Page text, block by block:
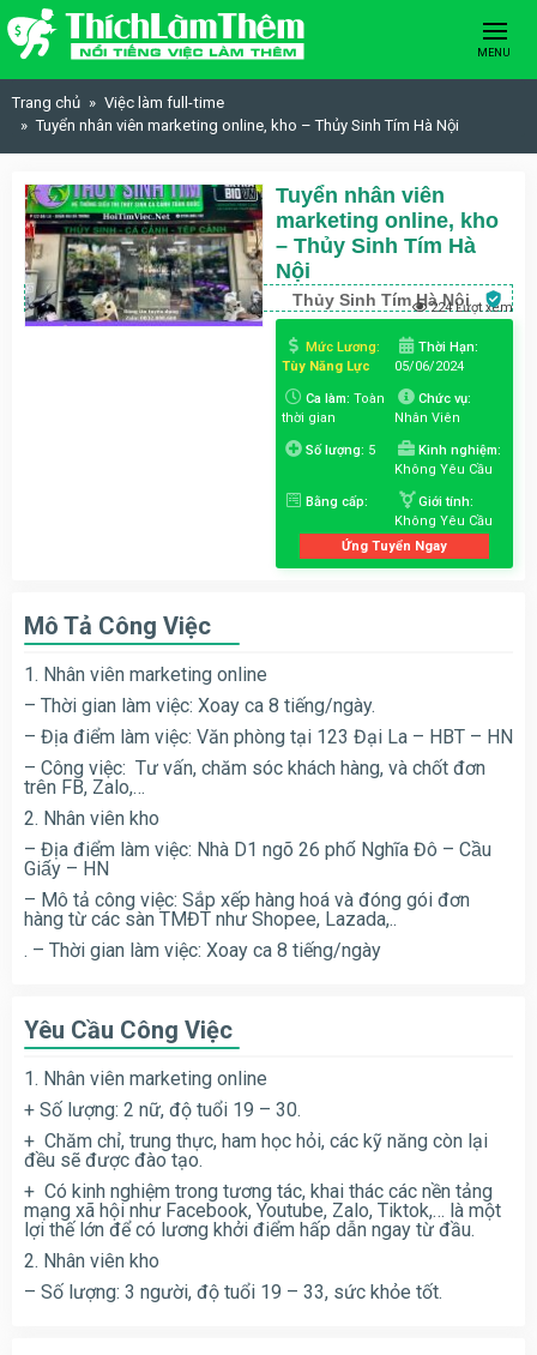
Skip to content
MENU
Trang chủ
Việc làm full-time
Tuyển nhân viên marketing online, kho – Thủy Sinh Tím Hà Nội
Tuyển nhân viên
marketing online, kho
– Thủy Sinh Tím Hà
Nội
Thủy Sinh Tím Hà Nội
224 Lượt xem
Mức Lương:
Tùy Năng Lực
Thời Hạn:
05/06/2024
Ca làm: Toàn
thời gian
Chức vụ:
Nhân Viên
Số lượng: 5
Kinh nghiệm:
Không Yêu Cầu
Bằng cấp:
Giới tính:
Không Yêu Cầu
Ứng Tuyển Ngay
Mô Tả Công Việc
1. Nhân viên marketing online
– Thời gian làm việc: Xoay ca 8 tiếng/ngày.
– Địa điểm làm việc: Văn phòng tại 123 Đại La – HBT – HN
– Công việc: Tư vấn, chăm sóc khách hàng, và chốt đơn
trên FB, Zalo,…
2. Nhân viên kho
– Địa điểm làm việc: Nhà D1 ngõ 26 phố Nghĩa Đô – Cầu
Giấy – HN
– Mô tả công việc: Sắp xếp hàng hoá và đóng gói đơn
hàng từ các sàn TMĐT như Shopee, Lazada,..
. – Thời gian làm việc: Xoay ca 8 tiếng/ngày
Yêu Cầu Công Việc
1. Nhân viên marketing online
+ Số lượng: 2 nữ, độ tuổi 19 – 30.
+ Chăm chỉ, trung thực, ham học hỏi, các kỹ năng còn lại
đều sẽ được đào tạo.
+ Có kinh nghiệm trong tương tác, khai thác các nền tảng
mạng xã hội như Facebook, Youtube, Zalo, Tiktok,… là một
lợi thế lớn để có lương khởi điểm hấp dẫn ngay từ đầu.
2. Nhân viên kho
– Số lượng: 3 người, độ tuổi 19 – 33, sức khỏe tốt.